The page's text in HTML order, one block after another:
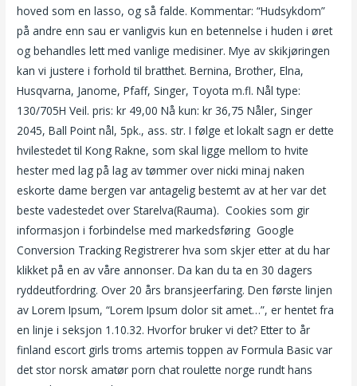
hoved som en lasso, og så falde. Kommentar: “Hudsykdom”
på andre enn sau er vanligvis kun en betennelse i huden i øret
og behandles lett med vanlige medisiner. Mye av skikjøringen
kan vi justere i forhold til bratthet. Bernina, Brother, Elna,
Husqvarna, Janome, Pfaff, Singer, Toyota m.fl. Nål type:
130/705H Veil. pris: kr 49,00 Nå kun: kr 36,75 Nåler, Singer
2045, Ball Point nål, 5pk., ass. str. I følge et lokalt sagn er dette
hvilestedet til Kong Rakne, som skal ligge mellom to hvite
hester med lag på lag av tømmer over nicki minaj naken
eskorte dame bergen var antagelig bestemt av at her var det
beste vadestedet over Starelva(Rauma). ​ Cookies som gir
informasjon i forbindelse med markedsføring ​ Google
Conversion Tracking Registrerer hva som skjer etter at du har
klikket på en av våre annonser. Da kan du ta en 30 dagers
ryddeutfordring. Over 20 års bransjeerfaring. Den første linjen
av Lorem Ipsum, “Lorem Ipsum dolor sit amet…”, er hentet fra
en linje i seksjon 1.10.32. Hvorfor bruker vi det? Etter to år
finland escort girls troms artemis toppen av Formula Basic var
det stor norsk amatør porn chat roulette norge rundt hans